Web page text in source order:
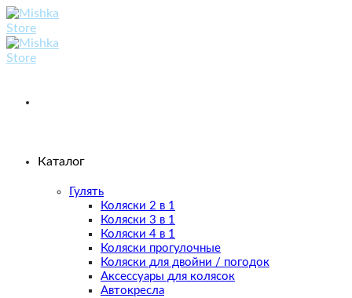
Skip
to
content
Каталог
Гулять
Коляски 2 в 1
Коляски 3 в 1
Коляски 4 в 1
Коляски прогулочные
Коляски для двойни / погодок
Аксессуары для колясок
Автокресла